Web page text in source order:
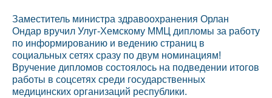
Заместитель министра здравоохранения Орлан
Ондар вручил Улуг-Хемскому ММЦ дипломы за работу
по информированию и ведению страниц в
социальных сетях сразу по двум номинациям!
Вручение дипломов состоялось на подведении итогов
работы в соцсетях среди государственных
медицинских организаций республики.